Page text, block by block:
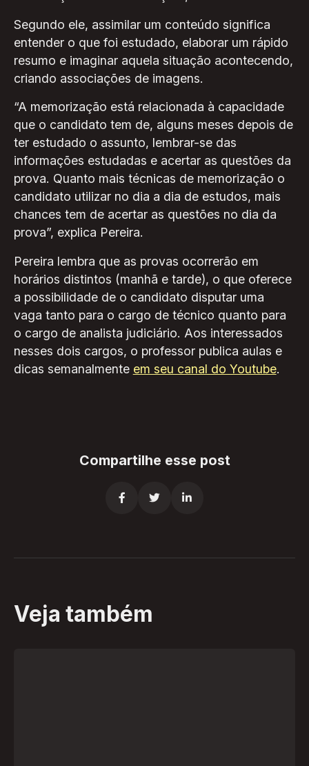
Segundo ele, assimilar um conteúdo significa
entender o que foi estudado, elaborar um rápido
resumo e imaginar aquela situação acontecendo,
criando associações de imagens.
“A memorização está relacionada à capacidade
que o candidato tem de, alguns meses depois de
ter estudado o assunto, lembrar-se das
informações estudadas e acertar as questões da
prova. Quanto mais técnicas de memorização o
candidato utilizar no dia a dia de estudos, mais
chances tem de acertar as questões no dia da
prova”, explica Pereira.
Pereira lembra que as provas ocorrerão em
horários distintos (manhã e tarde), o que oferece
a possibilidade de o candidato disputar uma
vaga tanto para o cargo de técnico quanto para
o cargo de analista judiciário. Aos interessados
nesses dois cargos, o professor publica aulas e
dicas semanalmente em seu canal do Youtube.
Compartilhe esse post
  
Veja também